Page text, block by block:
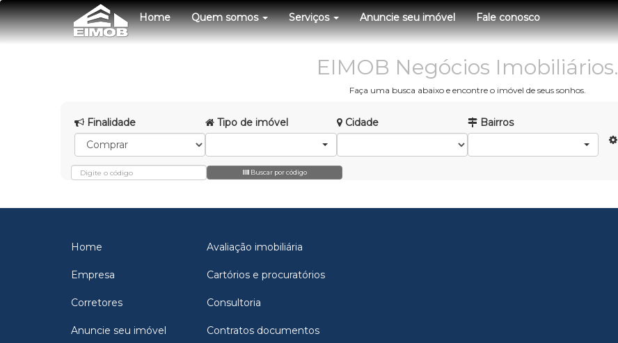
Home Quem somos Serviços Anuncie seu imóvel Fale conosco
EIMOB Negócios Imobiliários.
Faça uma busca abaixo e encontre o imóvel de seus sonhos.
Finalidade Tipo de imóvel Cidade
Bairros
Buscar por código
Home
Empresa
Corretores
Anuncie seu imóvel
Avaliação imobiliária
Cartórios e procuratórios
Consultoria
Contratos documentos